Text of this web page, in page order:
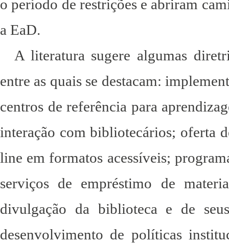
o período de restrições e abriram
a EaD.
A literatura sugere algumas
entre as quais se destacam:
centros de referência para
interação com bibliotecários; oferta
line em formatos acessíveis;
serviços de empréstimo de
divulgação da biblioteca e de
desenvolvimento de políticas